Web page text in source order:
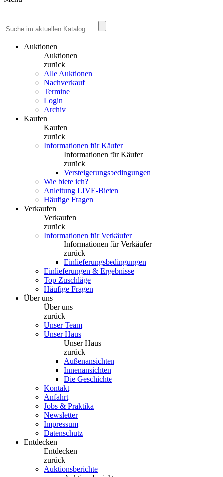
Auktionen
Auktionen
zurück
Alle Auktionen
Nachverkauf
Termine
Login
Archiv
Kaufen
Kaufen
zurück
Informationen für Käufer
Informationen für Käufer
zurück
Versteigerungsbedingungen
Wie biete ich?
Anleitung LIVE-Bieten
Häufige Fragen
Verkaufen
Verkaufen
zurück
Informationen für Verkäufer
Informationen für Verkäufer
zurück
Einlieferungsbedingungen
Einlieferungen & Ergebnisse
Top Zuschläge
Häufige Fragen
Über uns
Über uns
zurück
Unser Team
Unser Haus
Unser Haus
zurück
Außenansichten
Innenansichten
Die Geschichte
Kontakt
Anfahrt
Jobs & Praktika
Newsletter
Impressum
Datenschutz
Entdecken
Entdecken
zurück
Auktionsberichte